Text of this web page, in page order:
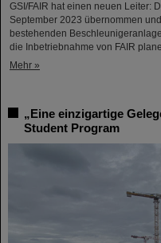
GSI/FAIR hat einen neuen Leiter:
September 2023 übernommen
bestehenden
die Inbetriebnahme von FAIR
Mehr »
„Eine einzigartige
Student Program